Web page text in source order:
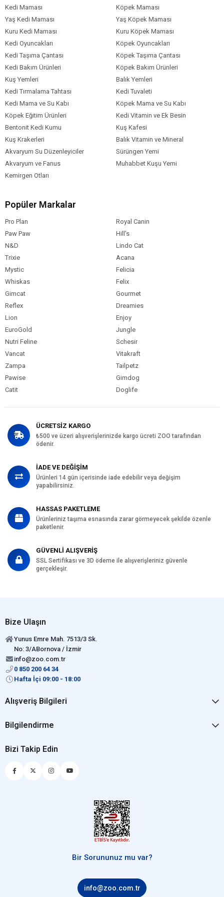
Nem
Kalsiyum
Magnezyum
Epa
Ham lif
Ham kül
Fosfor
Ham Protein
Kedi Maması
Kedi Maması
Tahılsız
Kedi Özel
Kedi Maması
İçerik
Balık
Paket Boyutu
Kedi Maması
Köpek Maması
Yaş Kedi Maması
Yaş Köpek Maması
Kuru Kedi Maması
Kuru Köpek Maması
Kedi Oyuncakları
Köpek Oyuncakları
Kedi Taşıma Çantası
Köpek Taşıma Çantası
Kedi Bakım Ürünleri
Köpek Bakım Ürünleri
Kuş Yemleri
Balık Yemleri
Kedi Tırmalama Tahtası
Kedi Tuvaleti
Kedi Mama ve Su Kabı
Köpek Mama ve Su Kabı
Köpek Eğitim Ürünleri
Kedi Vitamin ve Ek Besin
Bentonit Kedi Kumu
Kuş Kafesi
Kuş Krakerleri
Balık Vitamin ve Mineral
Akvaryum Su Düzenleyiciler
Sürüngen Yemi
Akvaryum ve Fanus
Muhabbet Kuşu Yemi
Kemirgen Otları
Popüler Markalar
Pro Plan
Royal Canin
Paw Paw
Hill's
N&D
Lindo Cat
Trixie
Acana
Mystic
Felicia
Whiskas
Felix
Gimcat
Gourmet
Reflex
Dreamies
Lion
Enjoy
EuroGold
Jungle
Nutri Feline
Schesir
Vancat
Vitakraft
Zampa
Tailpetz
Pawise
Gimdog
Catit
Doglife
ÜCRETSİZ KARGO
₺500 ve üzeri alışverişlerinizde kargo ücreti ZOO tarafından
ödenir.
İADE VE DEĞİŞİM
Ürünleri 14 gün içerisinde iade edebilir veya değişim
yapabilirsiniz.
HASSAS PAKETLEME
Ürünleriniz taşıma esnasında zarar görmeyecek şekilde özenle
paketlenir.
GÜVENLİ ALIŞVERİŞ
SSL Sertifikası ve 3D ödeme ile alışverişleriniz güvenle
gerçekleşir.
Bize Ulaşın
Yunus Emre Mah. 7513/3 Sk.
No: 3/ABornova / İzmir
info@zoo.com.tr
0 850 200 64 34
Hafta İçi 09:00 - 18:00
Alışveriş Bilgileri
Bilgilendirme
Bizi Takip Edin
Bir Sorununuz mu var?
info@zoo.com.tr